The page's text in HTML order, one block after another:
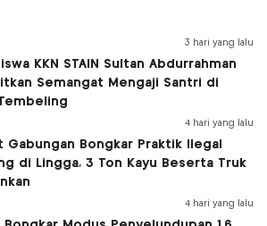
3 hari yang lalu
KKN STAIN Sultan Abdurrahman
Semangat Mengaji Santri di
4 hari yang lalu
Gabungan Bongkar Praktik Ilegal
di Lingga, 3 Ton Kayu Beserta Truk
4 hari yang lalu